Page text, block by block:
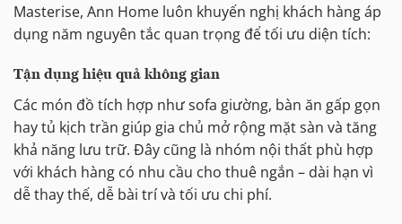
Masterise, Ann Home luôn khuyến nghị khách hàng áp
dụng năm nguyên tắc quan trọng để tối ưu diện tích:
Tận dụng hiệu quả không gian
Các món đồ tích hợp như sofa giường, bàn ăn gấp gọn
hay tủ kịch trần giúp gia chủ mở rộng mặt sàn và tăng
khả năng lưu trữ. Đây cũng là nhóm nội thất phù hợp
với khách hàng có nhu cầu cho thuê ngắn – dài hạn vì
dễ thay thế, dễ bài trí và tối ưu chi phí.